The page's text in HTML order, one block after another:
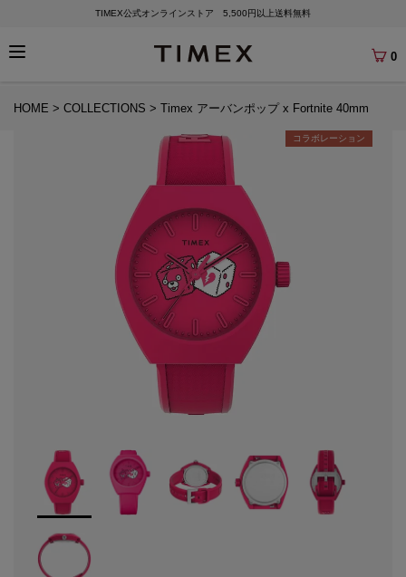
TIMEX公式オンラインストア 5,500円以上送料無料
0
HOME COLLECTIONS Timex アーバンポップ x Fortnite 40mm
コラボレーション